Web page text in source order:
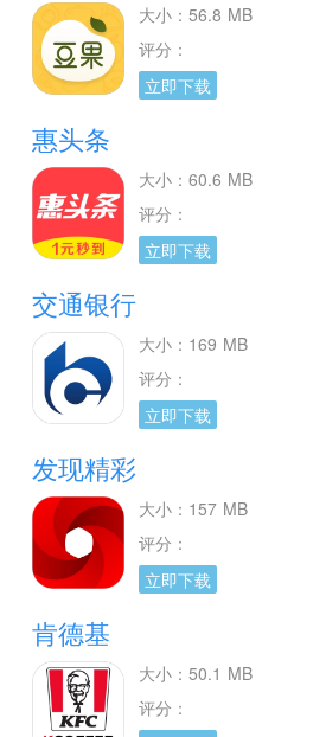
大小：56.8 MB
评分：
立即下载
惠头条
大小：60.6 MB
评分：
立即下载
交通银行
大小：169 MB
评分：
立即下载
发现精彩
大小：157 MB
评分：
立即下载
肯德基
大小：50.1 MB
评分：